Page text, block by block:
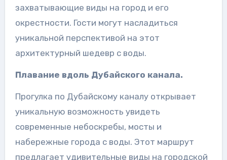
захватывающие виды на город и его
окрестности. Гости могут насладиться
уникальной перспективой на этот
архитектурный шедевр с воды.
Плавание вдоль Дубайского канала.
Прогулка по Дубайскому каналу открывает
уникальную возможность увидеть
современные небоскребы, мосты и
набережные города с воды. Этот маршрут
предлагает удивительные виды на городской